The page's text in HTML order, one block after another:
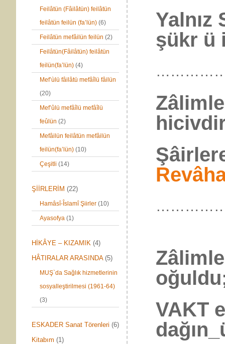
Feilâtün (Fâilâtün) feilâtün
feilâtün feilün (fa’lün) (6)
Feilâtün mefâilün feilün (2)
Feilâtün(Fâilâtün) feilâtün
feilün(fa’lün) (4)
Mef’ùlü fâilâtü mefâîlü fâilün
(20)
Mef’ûlü mefâîlü mefâîlü
feûlün (2)
Mefâilün feilâtün mefâilün
feilün(fa’lün) (10)
Çeşitli (14)
ŞİİRLERİM (22)
Hamâsî-Îslamî Şiirler (10)
Ayasofya (1)
HİKÂYE – KIZAMIK (4)
HÂTIRALAR ARASINDA(5)
MUŞ`da Sağlık hizmetlerinin
sosyalleştirilmesi (1961-64)
(3)
ESKADER Sanat Törenleri (6)
Kitabım (1)
Yalnız
şükr ü
VAKT